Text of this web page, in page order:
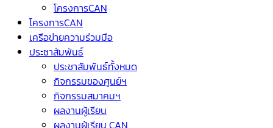
โครงการCAN
โครงการCAN
เครือข่ายความร่วมมือ
ประชาสัมพันธ์
ประชาสัมพันธ์ทั้งหมด
กิจกรรมของศูนย์ฯ
กิจกรรมสมาคมฯ
ผลงานผู้เรียน
ผลงานผู้เรียน CAN